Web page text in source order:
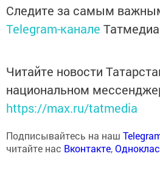
Следите за самым
Telegram-канале Татмедиа
Читайте новости
национальном
https://max.ru/tatmedia
Подписывайтесь на наш
читайте нас Вконтакте,